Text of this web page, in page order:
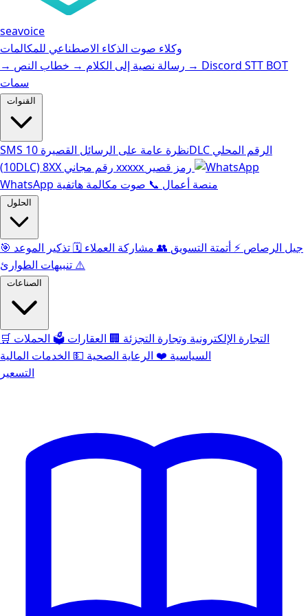
seavoice
وكلاء صوت الذكاء الاصطناعي للمكالمات
→
رسالة نصية إلى الكلام → → Discord STT BOT
سمات
القنوات
SMS نظرة عامة على الرسائل القصيرة10DLC الرقم المحلي
(10DLC)8XX رقم مجاني xxxxx رمز قصير
WhatsApp منصة أعمال 📞 صوت مكالمة هاتفية
الحلول
🎯 جيل الرصاص ⚡️ أتمتة التسويق 👥 مشاركة العملاء 🗓️تذكير الموعد
⚠️ تنبيهات الطوارئ
الصناعات
🛒 التجارة الإلكترونية وتجارة التجزئة 🏢 العقارات 🗳️ الحملات
السياسية ❤️ الرعاية الصحية 💵 الخدمات المالية
التسعير